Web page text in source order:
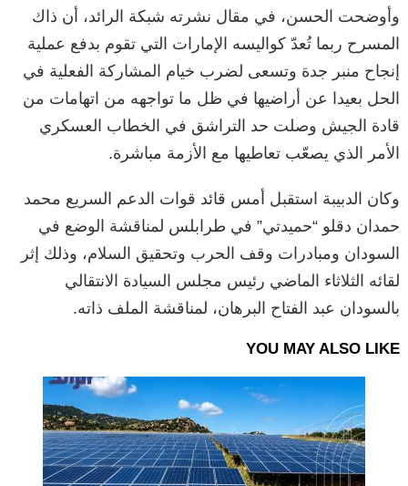
وأوضحت الحسن، في مقال نشرته شبكة الرائد، أن ذاك
المسرح ربما تُعدّ كواليسه الإمارات التي تقوم بدفع عملية
إنجاح منبر جدة وتسعى لضرب خيام المشاركة الفعلية في
الحل بعيدا عن أراضيها في ظل ما تواجهه من اتهامات من
قادة الجيش وصلت حد التراشق في الخطاب العسكري
الأمر الذي يصعّب تعاطيها مع الأزمة مباشرة.
وكان الدبيبة استقبل أمس قائد قوات الدعم السريع محمد
حمدان دقلو “حميدتي” في طرابلس لمناقشة الوضع في
السودان ومبادرات وقف الحرب وتحقيق السلام، وذلك إثر
لقائه الثلاثاء الماضي رئيس مجلس السيادة الانتقالي
بالسودان عبد الفتاح البرهان، لمناقشة الملف ذاته.
YOU MAY ALSO LIKE